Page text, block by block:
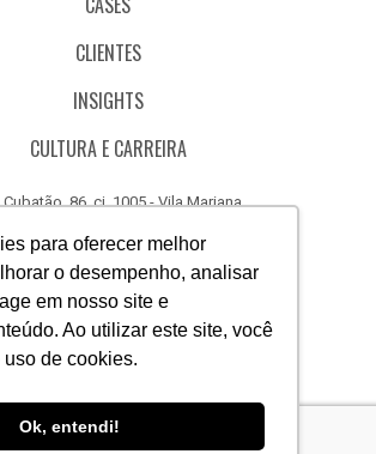
para oferecer melhor
o desempenho, analisar
em nosso site e
Ao utilizar este site, você
de cookies.
Ok, entendi!
CLIENTES
INSIGHTS
CULTURA E CARREIRA
Cubatão, 86, cj. 1005 - Vila Mariana
CÓDIGO DE ÉTICA
CANAL DE DENÚNCIAS
Acesse
nosso
Acesse
nosso
Acesse
nosso nosso nosso nosso